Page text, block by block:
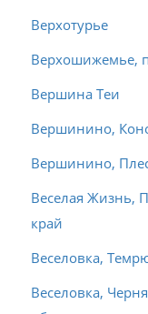
Верхотурье
Верхошижемье,
Вершина Теи
Вершинино,
Вершинино,
Веселая Жизнь,
край
Веселовка,
Веселовка,